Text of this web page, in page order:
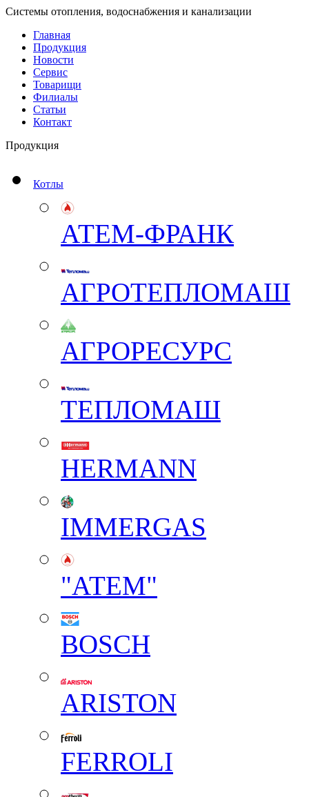
Системы отопления, водоснабжения и канализации
Главная
Продукция
Новости
Сервис
Товарищи
Филиалы
Статьи
Контакт
Продукция
Котлы
АТЕМ-ФРАНК
АГРОТЕПЛОМАШ
АГРОРЕСУРС
ТЕПЛОМАШ
HERMANN
IMMERGAS
"АТЕМ"
BOSCH
ARISTON
FERROLI